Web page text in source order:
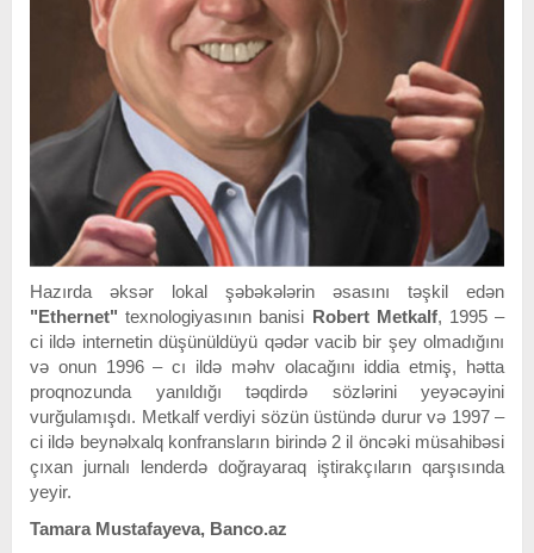
Hazırda əksər lokal şəbəkələrin əsasını təşkil edən
"Ethernet" texnologiyasının banisi Robert Metkalf, 1995 –
ci ildə internetin düşünüldüyü qədər vacib bir şey olmadığını
və onun 1996 – cı ildə məhv olacağını iddia etmiş, hətta
proqnozunda yanıldığı təqdirdə sözlərini yeyəcəyini
vurğulamışdı. Metkalf verdiyi sözün üstündə durur və 1997 –
ci ildə beynəlxalq konfransların birində 2 il öncəki müsahibəsi
çıxan jurnalı lenderdə doğrayaraq iştirakçıların qarşısında
yeyir.
Tamara Mustafayeva, Banco.az